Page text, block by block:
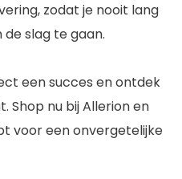
zodat je nooit lang
slag te gaan.
een succes en ontdek
Shop nu bij Allerion en
voor een onvergetelijke